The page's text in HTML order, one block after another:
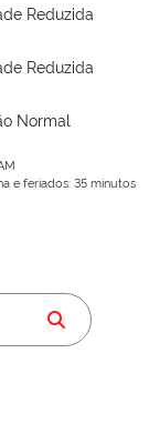
Reduzida
Reduzida
Normal
e feriados: 35 minutos